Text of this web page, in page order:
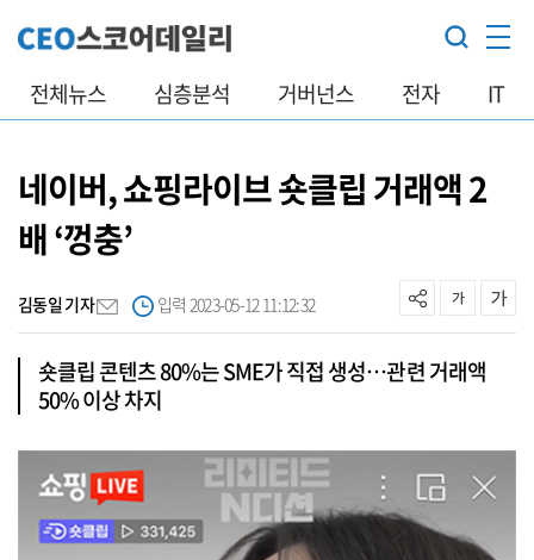
전체뉴스 심층분석 거버넌스 전자 IT
네이버, 쇼핑라이브 숏클립 거래액 2
배 ‘껑충’
김동일 기자 입력 2023-05-12 11:12:32
숏클립 콘텐츠 80%는 SME가 직접 생성…관련 거래액
50% 이상 차지